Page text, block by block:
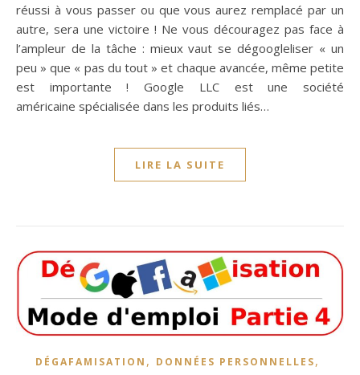
réussi à vous passer ou que vous aurez remplacé par un
autre, sera une victoire ! Ne vous découragez pas face à
l’ampleur de la tâche : mieux vaut se dégoogleliser « un
peu » que « pas du tout » et chaque avancée, même petite
est importante ! Google LLC est une société
américaine spécialisée dans les produits liés…
LIRE LA SUITE
DÉGAFAMISATION , DONNÉES PERSONNELLES,